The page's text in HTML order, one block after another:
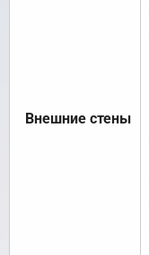
Внешние стены